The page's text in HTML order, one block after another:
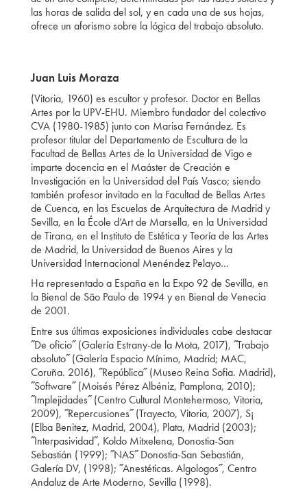
las horas de salida del sol, y en cada una de sus hojas,
ofrece un aforismo sobre la lógica del trabajo absoluto.
Juan Luis Moraza
(Vitoria, 1960) es escultor y profesor. Doctor en Bellas
Artes por la UPV-EHU. Miembro fundador del colectivo
CVA (1980-1985) junto con Marisa Fernández. Es
profesor titular del Departamento de Escultura de la
Facultad de Bellas Artes de la Universidad de Vigo e
imparte docencia en el Maáster de Creación e
Investigación en la Universidad del País Vasco; siendo
también profesor invitado en la Facultad de Bellas Artes
de Cuenca, en las Escuelas de Arquitectura de Madrid y
Sevilla, en la École d’Art de Marsella, en la Universidad
de Tirana, en el Instituto de Estética y Teoría de las Artes
de Madrid, la Universidad de Buenos Aires y la
Universidad Internacional Menéndez Pelayo…
Ha representado a España en la Expo 92 de Sevilla, en
la Bienal de São Paulo de 1994 y en Bienal de Venecia
de 2001.
Entre sus últimas exposiciones individuales cabe destacar
˝De oficio˝ (Galería Estrany-de la Mota, 2017), ˝Trabajo
absoluto˝ (Galería Espacio Mínimo, Madrid; MAC,
Coruña. 2016), ˝República˝ (Museo Reina Sofia. Madrid),
˝Software˝ (Moisés Pérez Albéniz, Pamplona, 2010);
˝Implejidades˝ (Centro Cultural Montehermoso, Vitoria,
2009), ˝Repercusiones˝ (Trayecto, Vitoria, 2007), S¡
(Elba Benitez, Madrid, 2004), Plata, Madrid (2003);
˝Interpasividad˝, Koldo Mitxelena, Donostia-San
Sebastián (1999); ˝NAS˝ Donostia-San Sebastián,
Galería DV, (1998); ˝Anestéticas. Algologos˝, Centro
Andaluz de Arte Moderno, Sevilla (1998).